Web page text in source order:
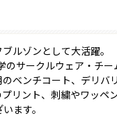
ルゾンとして大活躍。
サークルウェア・チー
ベンチコート、デリバ
リント、刺繍やワッペ
ます。